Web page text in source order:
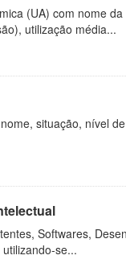
(UA) com nome
utilização média...
situação, nível
Softwares,
se...